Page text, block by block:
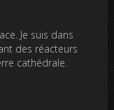
Je suis dans
des réacteurs
cathédrale.